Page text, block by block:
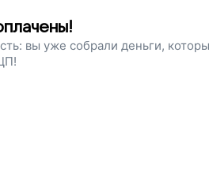
вы уже собрали деньги,